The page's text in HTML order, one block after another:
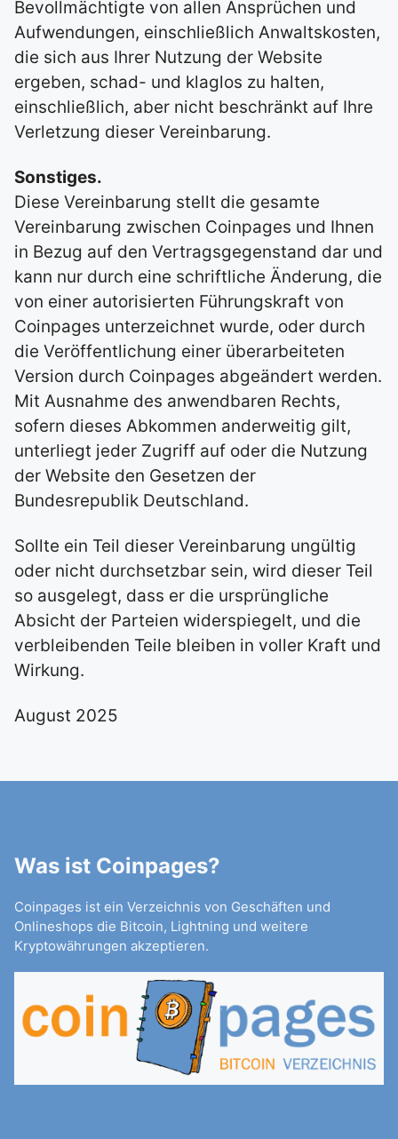
Bevollmächtigte von allen Ansprüchen und
Aufwendungen, einschließlich Anwaltskosten,
die sich aus Ihrer Nutzung der Website
ergeben, schad- und klaglos zu halten,
einschließlich, aber nicht beschränkt auf Ihre
Verletzung dieser Vereinbarung.
Sonstiges.
Diese Vereinbarung stellt die gesamte
Vereinbarung zwischen Coinpages und Ihnen
in Bezug auf den Vertragsgegenstand dar und
kann nur durch eine schriftliche Änderung, die
von einer autorisierten Führungskraft von
Coinpages unterzeichnet wurde, oder durch
die Veröffentlichung einer überarbeiteten
Version durch Coinpages abgeändert werden.
Mit Ausnahme des anwendbaren Rechts,
sofern dieses Abkommen anderweitig gilt,
unterliegt jeder Zugriff auf oder die Nutzung
der Website den Gesetzen der
Bundesrepublik Deutschland.
Sollte ein Teil dieser Vereinbarung ungültig
oder nicht durchsetzbar sein, wird dieser Teil
so ausgelegt, dass er die ursprüngliche
Absicht der Parteien widerspiegelt, und die
verbleibenden Teile bleiben in voller Kraft und
Wirkung.
August 2025
Was ist Coinpages?
Coinpages ist ein Verzeichnis von Geschäften und
Onlineshops die Bitcoin, Lightning und weitere
Kryptowährungen akzeptieren.